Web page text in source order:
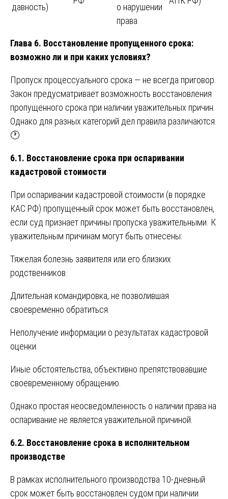
давность)
о нарушении
права
Глава 6. Восстановление пропущенного срока:
возможно ли и при каких условиях?
Пропуск процессуального срока — не всегда приговор.
Закон предусматривает возможность восстановления
пропущенного срока при наличии уважительных причин.
Однако для разных категорий дел правила различаются.
🕐
6.1. Восстановление срока при оспаривании
кадастровой стоимости
При оспаривании кадастровой стоимости (в порядке
КАС РФ) пропущенный срок может быть восстановлен,
если суд признает причины пропуска уважительными. К
уважительным причинам могут быть отнесены:
Тяжелая болезнь заявителя или его близких
родственников.
Длительная командировка, не позволившая
своевременно обратиться.
Неполучение информации о результатах кадастровой
оценки.
Иные обстоятельства, объективно препятствовавшие
своевременному обращению.
Однако простая неосведомленность о наличии права на
оспаривание не является уважительной причиной.
6.2. Восстановление срока в исполнительном
производстве
В рамках исполнительного производства 10-дневный
срок может быть восстановлен судом при наличии